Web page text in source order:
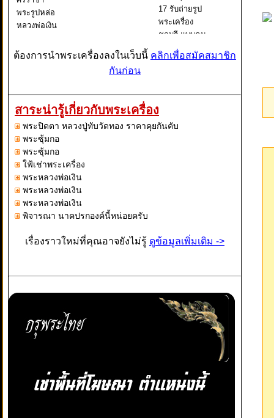
พระรูปหล่อ
หลวงพ่อเงิน
มองหาร้าน
ชลบุรี คุณ
สามารถใช้
บริการถ่ายรูป
ระเครื่องแ
17 รับถ่ายรูป
พระเครื่อง
ชลบุรี แบบคม
ต้องการนำพระเครื่องลงในเว็บนี้ คลิกเพื่อสมัคสมาชิก
กันก่อน
สาระน่ารู้เกี่ยวกับพระเครื่อง
พระปิดตา หลวงปู่ทับวัดทอง ราคาคุยกันคับ
พระซุ้มกอ
พระซุ้มกอ
ใฟ้เช่าพระเครื่อง
พระหลวงพ่อเงิน
พระหลวงพ่อเงิน
พระหลวงพ่อเงิน
พิจารณา นาคปรกองค์นี้หน่อยครับ
เรื่องราวใหม่ที่คุณอาจยังไม่รู้ ดูข้อมูลเพิ่มเติม ->